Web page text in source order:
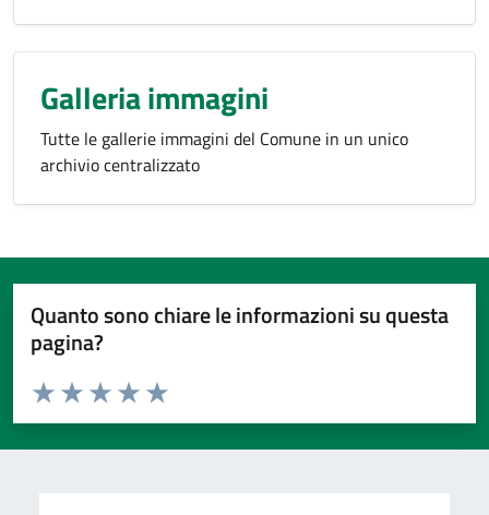
Galleria immagini
Tutte le gallerie immagini del Comune in un unico
archivio centralizzato
Quanto sono chiare le informazioni su questa
pagina?
Valuta da 1 a 5 stelle la pagina
Valuta 5 stelle su 5
Valuta 4 stelle su 5
Valuta 3 stelle su 5
Valuta 2 stelle su 5
Valuta 1 stelle su 5